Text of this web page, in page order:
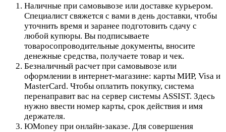
Наличные при самовывозе или доставке курьером.
Специалист свяжется с вами в день доставки, чтобы
уточнить время и заранее подготовить сдачу с
любой купюры. Вы подписываете
товаросопроводительные документы, вносите
денежные средства, получаете товар и чек.
Безналичный расчет при самовывозе или
оформлении в интернет-магазине: карты МИР, Visa и
MasterCard. Чтобы оплатить покупку, система
перенаправит вас на сервер системы ASSIST. Здесь
нужно ввести номер карты, срок действия и имя
держателя.
ЮMoney при онлайн-заказе. Для совершения